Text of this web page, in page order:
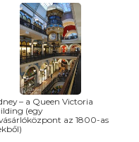
– a Queen Victoria
(egy
az 1800-as